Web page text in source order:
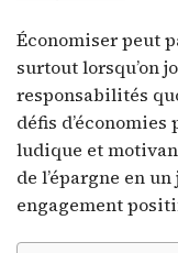
Économiser peut
surtout lorsqu’on
responsabilités
défis
ludique et
de l’épargne en
engagement